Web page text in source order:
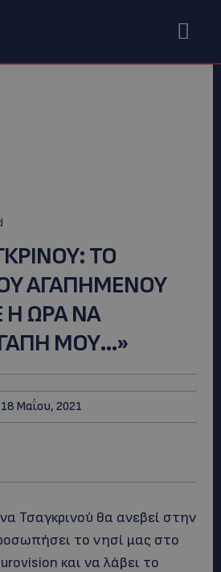
ΤΟ
ΑΓΑΠΗΜΕΝΟΥ
ΩΡΑ ΝΑ
ΜΟΥ…»
18 Μαΐου, 2021
Τσαγκρινού θα ανεβεί στην
το νησί μας στο
και να λάβει το